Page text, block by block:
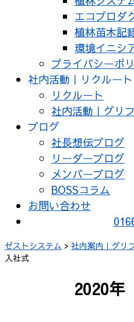
エコプロダ
植林苗木記
環境イニシ
プライバシーポ
社内活動｜リクルート
リクルート
社内活動｜グリ
ブログ
社長想伝ブログ
リーダーブログ
メンバーブログ
BOSSコラム
お問い合わせ
ゼストシステム > 社内案内｜グリ
入社式
2020